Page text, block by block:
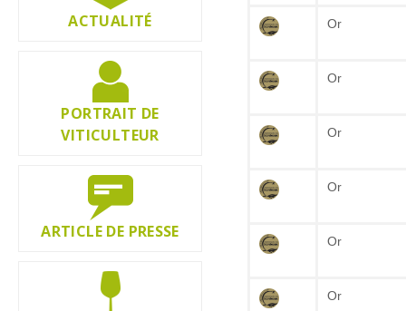
Or
Or
Or
Or
Or
Or
ACTUALITÉ
PORTRAIT DE
VITICULTEUR
ARTICLE DE PRESSE